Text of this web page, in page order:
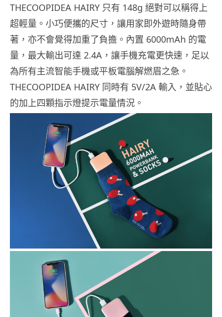
THECOOPIDEA HAIRY 只有 148g 絕對可以稱得上
超輕量。小巧便攜的尺寸，讓用家即外遊時隨身帶
著，亦不會覺得加重了負擔。內置 6000mAh 的電
量，最大輸出可達 2.4A，讓手機充電更快速，足以
為所有主流智能手機或平板電腦解燃眉之急。
THECOOPIDEA HAIRY 同時有 5V/2A 輸入，並貼心
的加上四顆指示燈提示電量情況。